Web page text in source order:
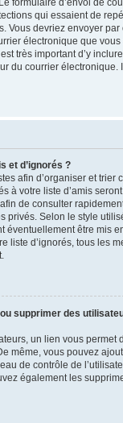
formulaire d’envoi de
qui essaient de
Vous devriez envoyer
électronique que vous
très important d’y
du courrier électronique.
et d’ignorés ?
afin d’organiser et trier
à votre liste d’amis
de consulter
privés. Selon le style
éventuellement être mis
liste d’ignorés, tous les
supprimer des
un lien vous permet
même, vous pouvez
de contrôle de
également les